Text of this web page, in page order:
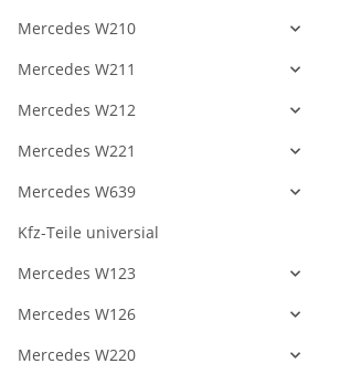
Mercedes W210
Mercedes W211
Mercedes W212
Mercedes W221
Mercedes W639
Kfz-Teile universial
Mercedes W123
Mercedes W126
Mercedes W220